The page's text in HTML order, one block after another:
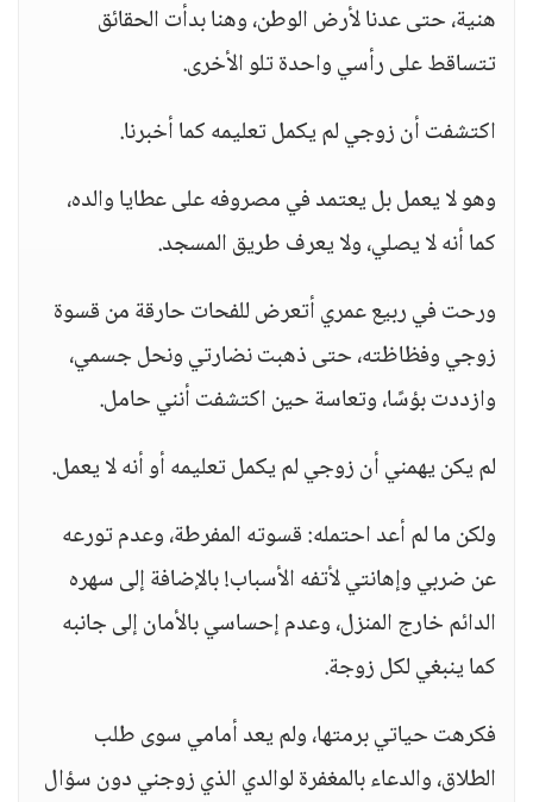
هنية، حتى عدنا لأرض الوطن، وهنا بدأت الحقائق
تتساقط على رأسي واحدة تلو الأخرى.
اكتشفت أن زوجي لم يكمل تعليمه كما أخبرنا.
وهو لا يعمل بل يعتمد في مصروفه على عطايا والده،
كما أنه لا يصلي، ولا يعرف طريق المسجد.
ورحت في ربيع عمري أتعرض للفحات حارقة من قسوة
زوجي وفظاظته، حتى ذهبت نضارتي ونحل جسمي،
وازددت بؤسًا، وتعاسة حين اكتشفت أنني حامل.
لم يكن يهمني أن زوجي لم يكمل تعليمه أو أنه لا يعمل.
ولكن ما لم أعد احتمله: قسوته المفرطة، وعدم تورعه
عن ضربي وإهانتي لأتفه الأسباب! بالإضافة إلى سهره
الدائم خارج المنزل، وعدم إحساسي بالأمان إلى جانبه
كما ينبغي لكل زوجة.
فكرهت حياتي برمتها، ولم يعد أمامي سوى طلب
الطلاق، والدعاء بالمغفرة لوالدي الذي زوجني دون سؤال